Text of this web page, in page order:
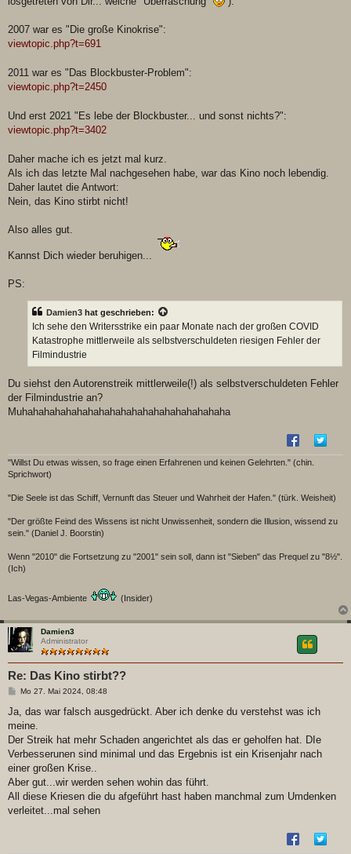
2007 war es "Die große Kinokrise":
viewtopic.php?t=691
2011 war es "Das Blockbuster-Problem":
viewtopic.php?t=2450
Und erst 2021 "Es lebe der Blockbuster... und sonst nichts?":
viewtopic.php?t=3402
Daher mache ich es jetzt mal kurz.
Als ich das letzte Mal nachgesehen habe, war das Kino noch lebendig.
Daher lautet die Antwort:
Nein, das Kino stirbt nicht!
Also alles gut.
Kannst Dich wieder beruhigen...
PS:
Damien3 hat geschrieben:
Ich sehe den Writersstrike ein paar Monate nach der großen COVID
Katastrophe mittlerweile als selbstverschuldeten riesigen Fehler der
Filmindustrie
Du siehst den Autorenstreik mittlerweile(!) als selbstverschuldeten Fehler
der Filmindustrie an?
Muhahahahahahahahahahahahahahahahahahaha
"Willst Du etwas wissen, so frage einen Erfahrenen und keinen Gelehrten." (chin.
Sprichwort)
"Die Seele ist das Schiff, Vernunft das Steuer und Wahrheit der Hafen." (türk. Weisheit)
"Der größte Feind des Wissens ist nicht Unwissenheit, sondern die Illusion, wissend zu
sein." (Daniel J. Boorstin)
Wenn "2010" die Fortsetzung zu "2001" sein soll, dann ist "Sieben" das Prequel zu "8½".
(Ich)
Las-Vegas-Ambiente (Insider)
Damien3
Administrator
Re: Das Kino stirbt??
B
i
r
a
Mo 27. Mai 2024, 08:48
Ja, das war falsch ausgedrückt. Aber ich denke du verstehst was ich
meine.
Der Streik hat mehr Schaden angerichtet als das er geholfen hat. DIe
Verbesserunen sind minimal und das Ergebnis ist ein Krisenjahr nach
einer großen Krise..
Aber gut...wir werden sehen wohin das führt.
All diese Kriesen die du afgeführt hast haben manchmal zum Umdenken
verleitet...mal sehen